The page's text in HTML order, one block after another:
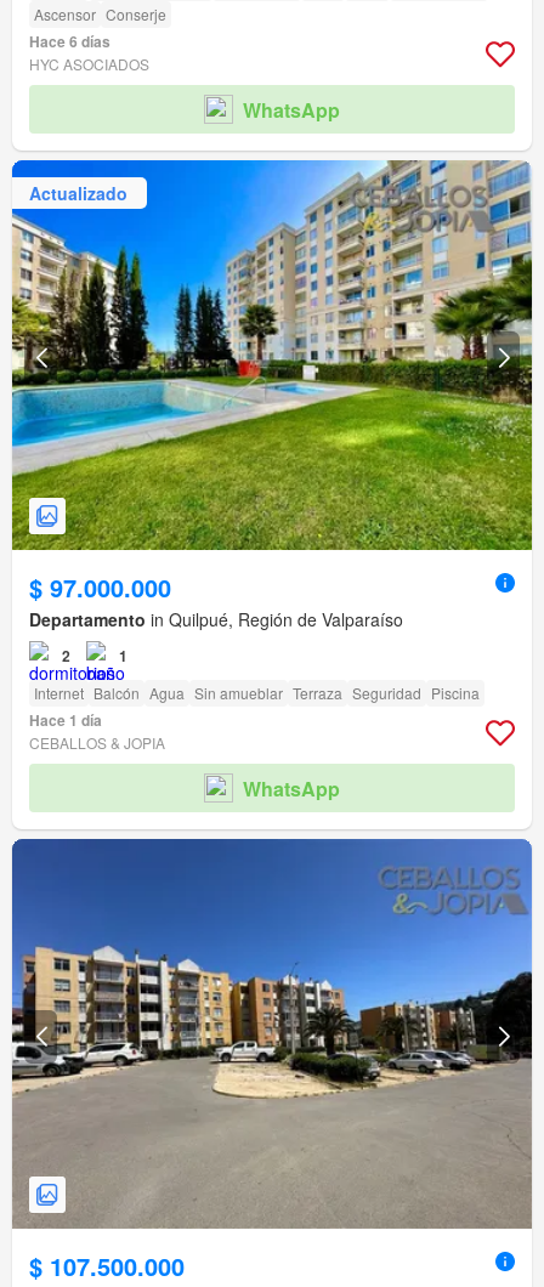
Ascensor Conserje
Hace 6 días
HYC ASOCIADOS
WhatsApp
Actualizado
$ 97.000.000
Departamento in Quilpué, Región de Valparaíso
2 1
Internet Balcón Agua Sin amueblar Terraza Seguridad Piscina
Hace 1 día
CEBALLOS & JOPIA
WhatsApp
$ 107.500.000